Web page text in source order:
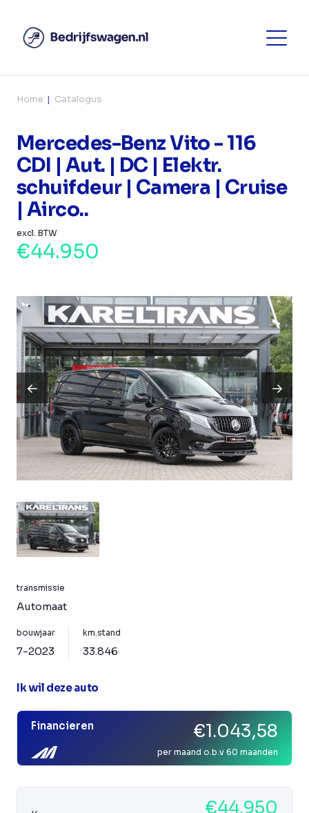
Home Catalogus
Mercedes-Benz Vito - 116
CDI | Aut. | DC | Elektr.
schuifdeur | Camera | Cruise
| Airco..
excl. BTW
€44.950
transmissie
Automaat
bouwjaar
7-2023
km.stand
33.846
Ik wil deze auto
Financieren €1.043,58
per maand o.b.v 60 maanden
€44.950